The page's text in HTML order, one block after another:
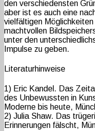
den verschiedensten
aber ist es auch eine
vielfältigen
machtvollen
unter den
Impulse zu geben.
Literaturhinweise
1) Eric Kandel. Das
des Unbewussten in
Moderne bis heute,
2) Julia Shaw. Das
Erinnerungen fälscht,